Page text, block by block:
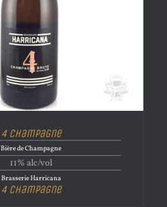
4 Champagne
Bière de Champagne
11% alc/vol
Brasserie Harricana
4 Champagne